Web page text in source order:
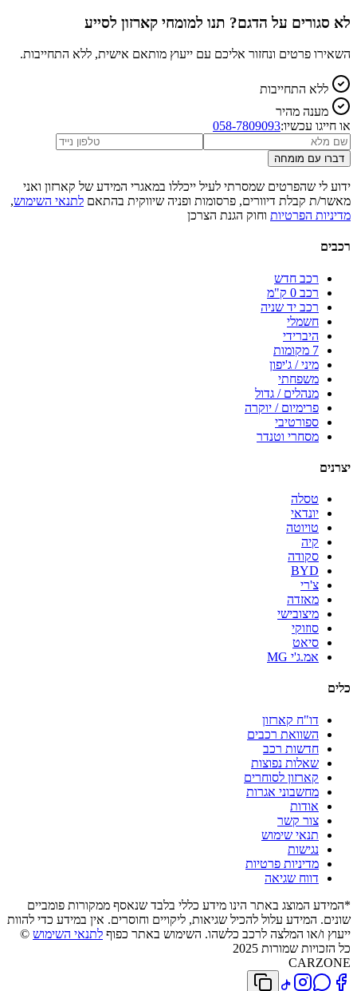
לא סגורים על הדגם? תנו למומחי קארזון לסייע
השאירו פרטים ונחזור אליכם עם ייעוץ מותאם אישית, ללא התחייבות.
ללא התחייבות
מענה מהיר
או חייגו עכשיו:058-7809093
דברו עם מומחה
ידוע לי שהפרטים שמסרתי לעיל ייכללו במאגרי המידע של קארזון ואני
מאשר/ת קבלת דיוורים, פרסומות ופניה שיווקית בהתאם לתנאי השימוש,
מדיניות הפרטיות וחוק הגנת הצרכן
רכבים
רכב חדש
רכב 0 ק"מ
רכב יד שניה
חשמלי
היברידי
7 מקומות
מיני / ג'יפון
משפחתי
מנהלים / גדול
פרימיום / יוקרה
ספורטיבי
מסחרי וטנדר
יצרנים
טסלה
יונדאי
טויוטה
קיה
סקודה
BYD
צ'רי
מאזדה
מיצובישי
סוזוקי
סיאט
אמ.ג'י MG
כלים
דו"ח קארזון
השוואת רכבים
חדשות רכב
שאלות נפוצות
קארזון לסוחרים
מחשבוני אגרות
אודות
צור קשר
תנאי שימוש
נגישות
מדיניות פרטיות
דווח שגיאה
*המידע המוצג באתר הינו מידע כללי בלבד שנאסף ממקורות פומביים
שונים. המידע עלול להכיל שגיאות, ליקויים וחוסרים. אין במידע כדי להוות
ייעוץ ו/או המלצה לרכב כלשהו. השימוש באתר כפוף לתנאי השימוש ©
כל הזכויות שמורות 2025
CARZONE